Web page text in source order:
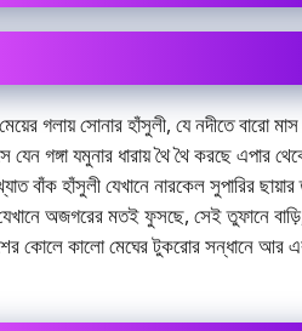
গলায় সােনার হাঁসুলী, যে নদীতে বারাে
গঙ্গা যমুনার ধারায় থৈ থৈ করছে এপার
হাঁসুলী যেখানে নারকেল সুপারির ছায়ার
অজগরের মতই ফুসছে, সেই তুফানে
কোলে কালাে মেঘের টুকরাের সন্ধানে আর